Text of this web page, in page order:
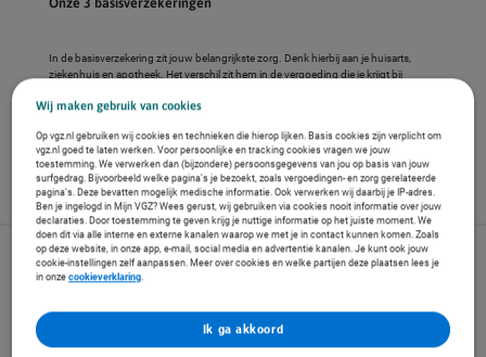
In de basisverzekering zit jouw belangrijkste zorg. Denk hierbij aan je huisarts,
ziekenhuis en apotheek. Het verschil zit hem in de vergoeding die je krijgt bij
In onzeZorgzoeker zie je of jouw zorgverlener een contract met ons heeft.
Beweeg de pakketten van links naar rechts
VGZ Ruime Keuze
Wij maken gebruik van cookies
Op vgz.nl gebruiken wij cookies en technieken die hierop lijken. Basis cookies zijn verplicht om
vgz.nl goed te laten werken. Voor persoonlijke en tracking cookies vragen we jouw
toestemming. We verwerken dan (bijzondere) persoonsgegevens van jou op basis van jouw
surfgedrag. Bijvoorbeeld welke pagina’s je bezoekt, zoals vergoedingen- en zorg gerelateerde
pagina’s. Deze bevatten mogelijk medische informatie. Ook verwerken wij daarbij je IP-adres.
Ben je ingelogd in Mijn VGZ? Wees gerust, wij gebruiken via cookies nooit informatie over jouw
declaraties. Door toestemming te geven krijg je nuttige informatie op het juiste moment. We
doen dit via alle interne en externe kanalen waarop we met je in contact kunnen komen. Zoals
op deze website, in onze app, e-mail, social media en advertentie kanalen. Je kunt ook jouw
cookie-instellingen zelf aanpassen. Meer over cookies en welke partijen deze plaatsen lees je
in onzecookieverklaring.
Ik ga akkoord